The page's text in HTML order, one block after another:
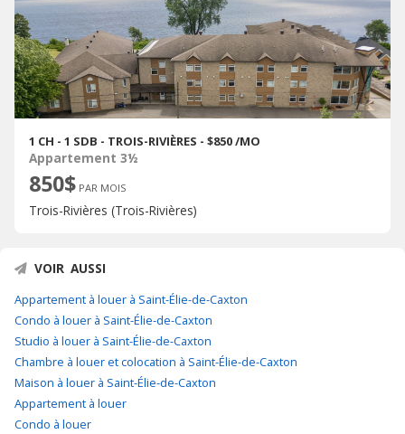
1 CH - 1 SDB - TROIS-RIVIÈRES - $850 /MO
Appartement 3½
850$ PAR MOIS
Trois-Rivières (Trois-Rivières)
VOIR AUSSI
Appartement à louer à Saint-Élie-de-Caxton
Condo à louer à Saint-Élie-de-Caxton
Studio à louer à Saint-Élie-de-Caxton
Chambre à louer et colocation à Saint-Élie-de-Caxton
Maison à louer à Saint-Élie-de-Caxton
Appartement à louer
Condo à louer